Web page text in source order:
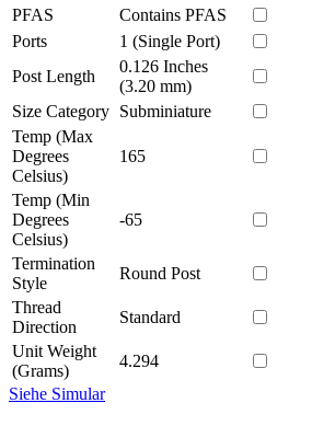
PFAS
Contains PFAS
Ports
1 (Single Port)
Post Length
0.126 Inches
(3.20 mm)
Size Category Subminiature
Temp (Max
Degrees
Celsius)
165
Temp (Min
Degrees
Celsius)
-65
Termination
Style
Round Post
Thread
Direction
Standard
Unit Weight
(Grams)
4.294
Siehe Simular